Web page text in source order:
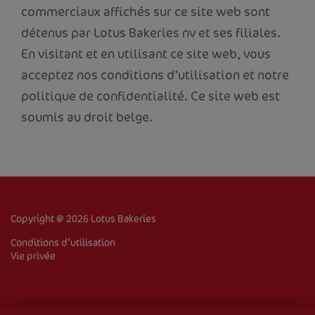
ACCUEIL
À PROPOS DE NOUS
VENTE DE BISCUITS
Corporate
commerciaux affichés sur ce site web sont
détenus par Lotus Bakeries nv et ses filiales.
En visitant et en utilisant ce site web, vous
acceptez nos conditions d’utilisation et notre
politique de confidentialité. Ce site web est
soumis au droit belge.
Copyright @ 2026 Lotus Bakeries
Conditions d’utilisation
Vie privée